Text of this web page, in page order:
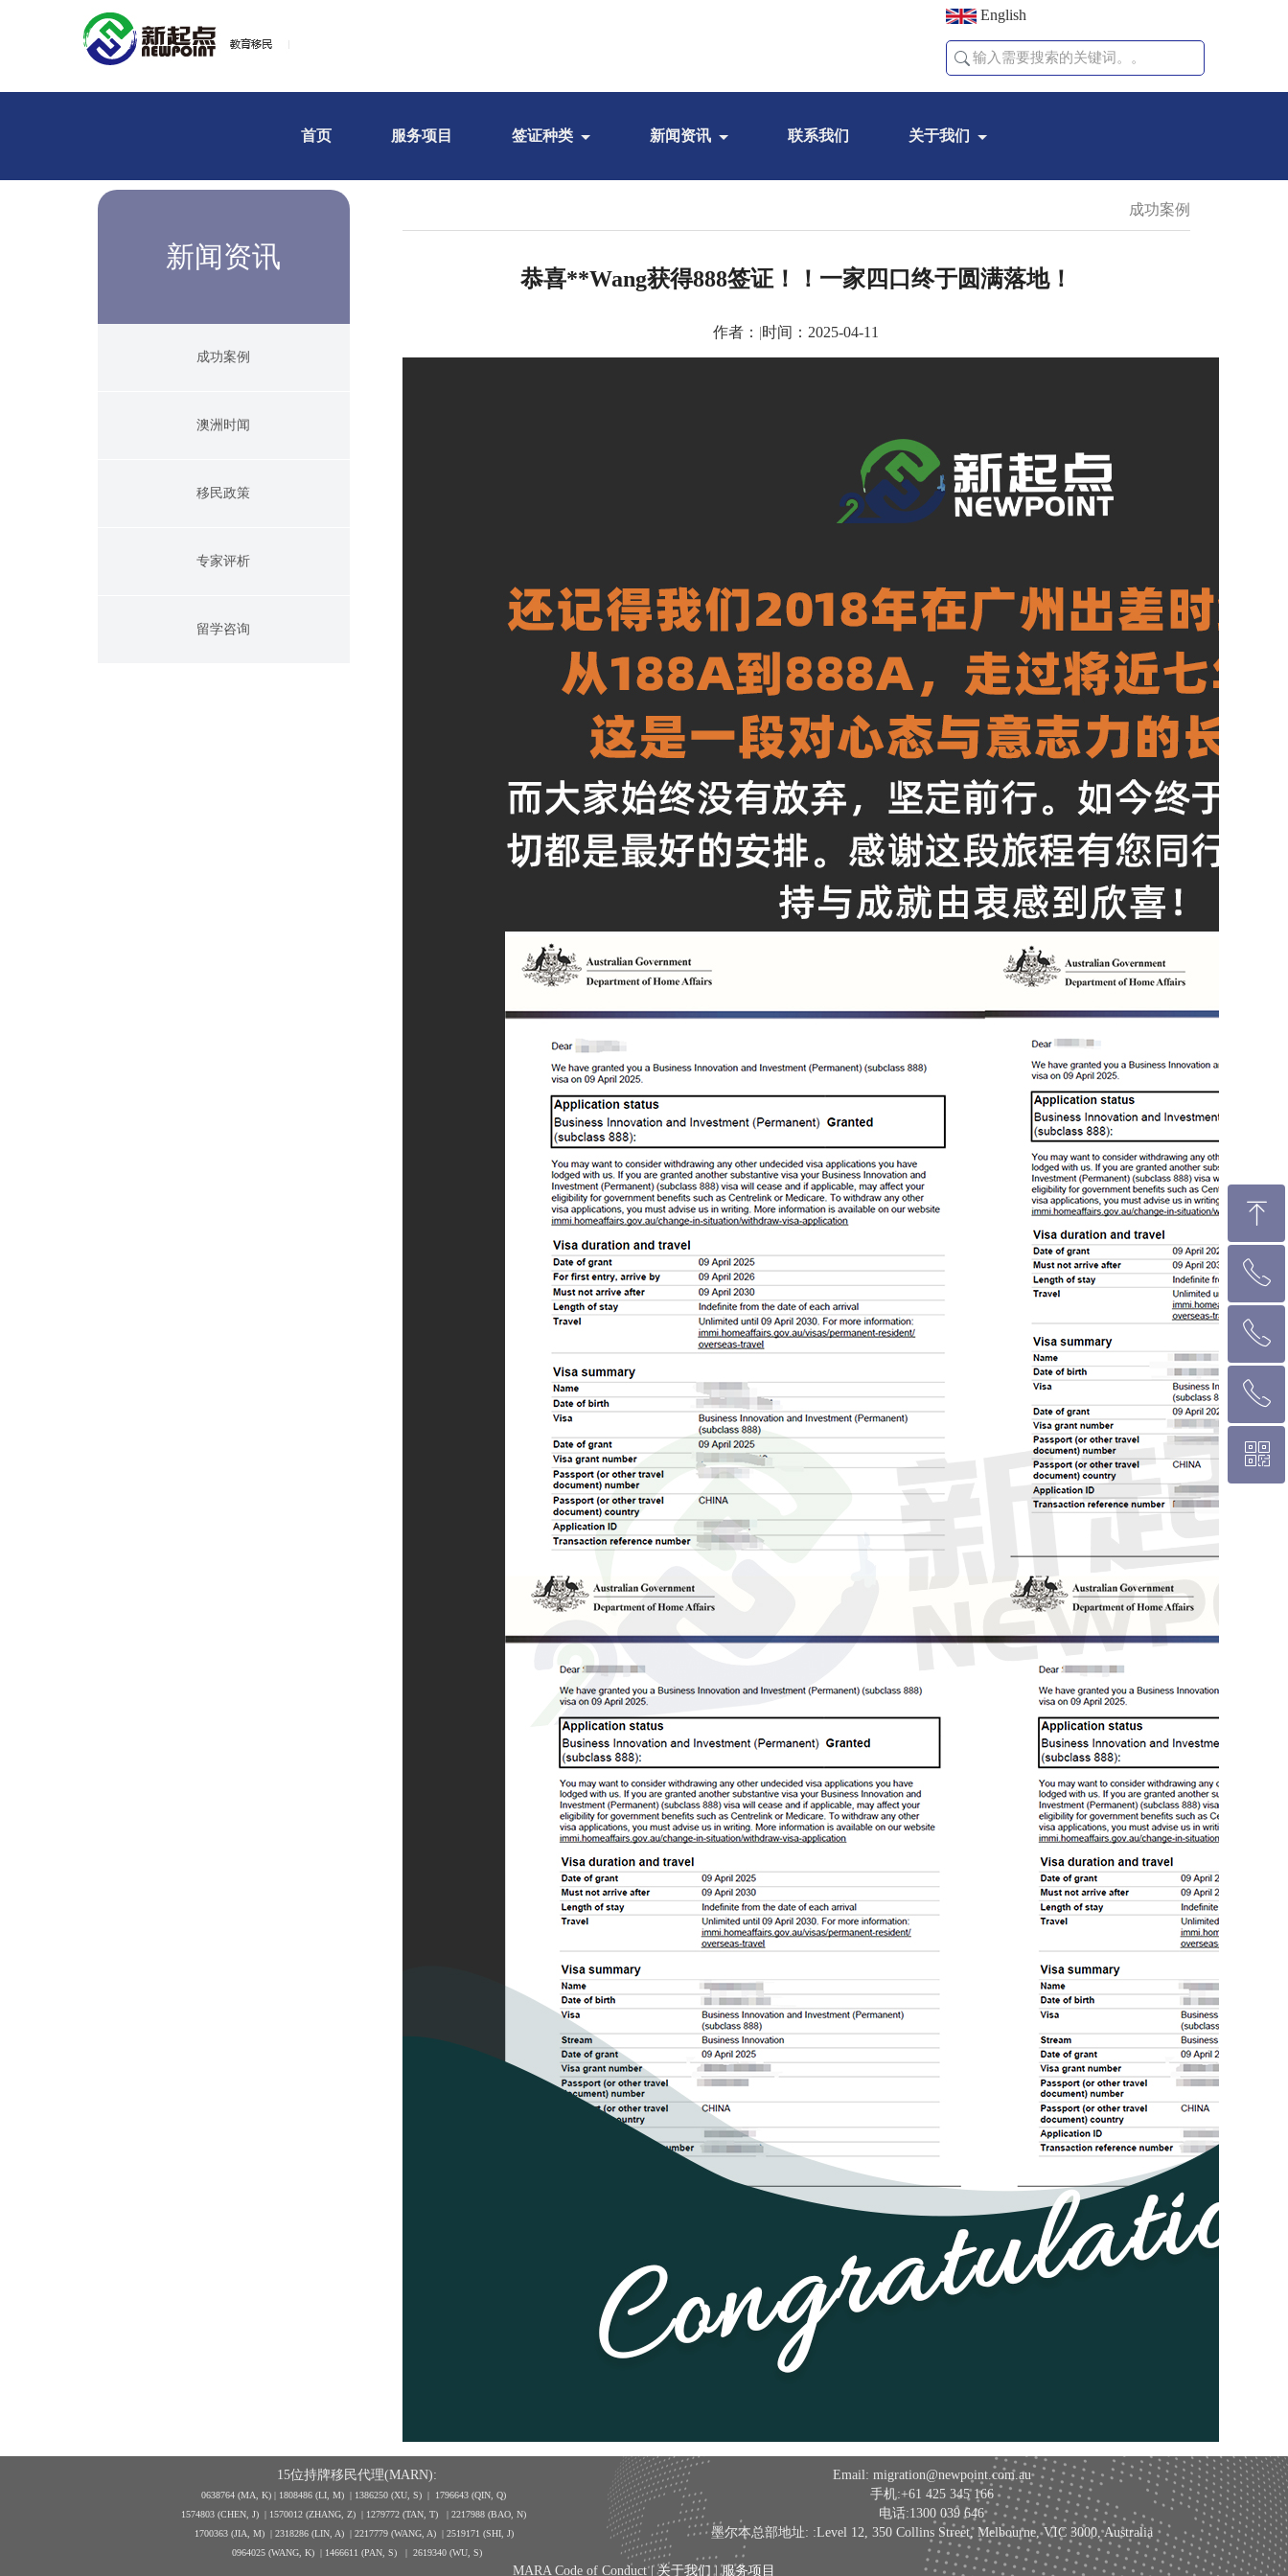
English
首页 服务项目 签证种类 新闻资讯 联系我们 关于我们
新闻资讯
成功案例
澳洲时闻
移民政策
专家评析
留学咨询
成功案例
恭喜**Wang获得888签证！！一家四口终于圆满落地！
作者： |时间：2025-04-11
15位持牌移民代理(MARN):
0638764 (MA, K) | 1808486 (LI, M) | 1386250 (XU, S) | 1796643 (QIN, Q)
1574803 (CHEN, J) | 1570012 (ZHANG, Z) | 1279772 (TAN, T) | 2217988 (BAO, N)
1700363 (JIA, M) | 2318286 (LIN, A) | 2217779 (WANG, A) | 2519171 (SHI, J)
0964025 (WANG, K) | 1466611 (PAN, S)
| 2619340 (WU, S)
Email: migration@newpoint.com.au
手机:+61 425 345 166
电话:1300 039 646
墨尔本总部地址: :Level 12, 350 Collins Street, Melbourne, VIC 3000, Australia
MARA Code of Conduct | 关于我们 |服务项目
ꁸ
回到顶部
ꂅ
墨尔本热线 1300 039 646
ꂅ
悉 尼 热线 02 9282 9836
ꂅ
布里斯班热线 0426 456 158
ꀥ